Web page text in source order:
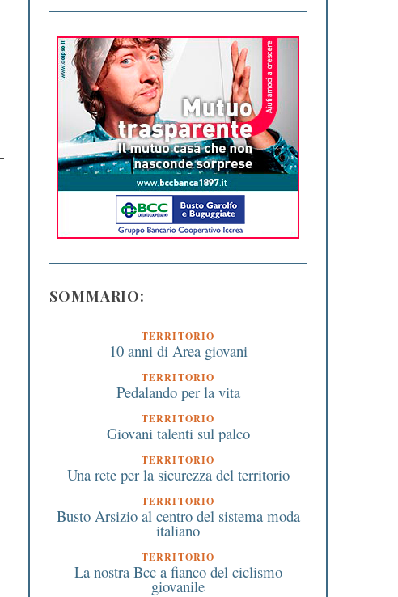
SOMMARIO:
TERRITORIO
10 anni di Area giovani
TERRITORIO
Pedalando per la vita
TERRITORIO
Giovani talenti sul palco
TERRITORIO
Una rete per la sicurezza del territorio
TERRITORIO
Busto Arsizio al centro del sistema moda
italiano
TERRITORIO
La nostra Bcc a fianco del ciclismo
giovanile